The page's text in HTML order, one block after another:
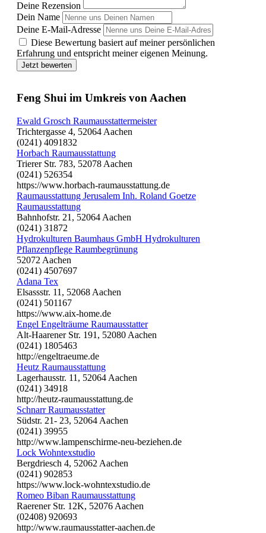
Deine Rezension
Dein Name
Deine E-Mail-Adresse
Diese Bewertung basiert auf meiner persönlichen
Erfahrung und entspricht meiner eigenen Meinung.
Jetzt bewerten
Feng Shui im Umkreis von Aachen
Ewald Grosch Raumausstattermeister
Trichtergasse 4, 52064 Aachen
(0241) 4091832
Horbach Raumausstattung
Trierer Str. 783, 52078 Aachen
(0241) 526354
https://www.horbach-raumausstattung.de
Raumausstattung Jerusalem Inh. Roland Goetze
Raumausstattung
Bahnhofstr. 21, 52064 Aachen
(0241) 31872
Hydrokulturen Baumhaus GmbH Hydrokulturen
Pflanzenpflege Raumbegrünung
52072 Aachen
(0241) 4507697
Adana Tex
Elsassstr. 11, 52068 Aachen
(0241) 501167
https://www.aix-home.de
Engel Engelträume Raumausstatter
Alt-Haarener Str. 191, 52080 Aachen
(0241) 1805463
http://engeltraeume.de
Heutz Raumausstattung
Lagerhausstr. 11, 52064 Aachen
(0241) 34918
http://heutz-raumausstattung.de
Schnarr Raumausstatter
Südstr. 21- 23, 52064 Aachen
(0241) 39955
http://www.lampenschirme-neu-beziehen.de
Lock Wohntexstudio
Bergdriesch 4, 52062 Aachen
(0241) 902853
https://www.lock-wohntexstudio.de
Romeo Biban Raumausstattung
Raerener Str. 12K, 52076 Aachen
(02408) 920693
http://www.raumausstatter-aachen.de